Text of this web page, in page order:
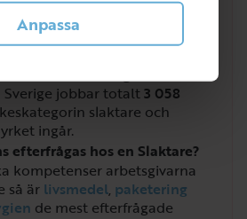
Anpassa
Sverige jobbar totalt3 058
slaktare och
ingår.
efterfrågas hos en Slaktare?
kompetenser arbetsgivarna
så är livsmedel, paketering
de mest efterfrågade